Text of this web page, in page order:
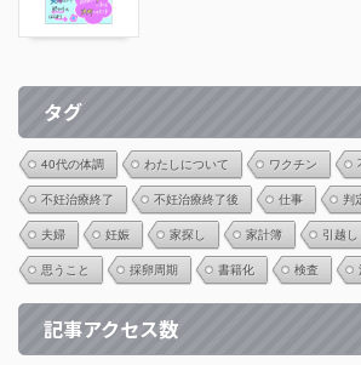
タグ
40代の体調 わたしについて ワクチン
不妊治療終了 不妊治療終了後 仕事 判
夫婦 妊娠 家探し 家計簿 引越し
思うこと 採卵周期 書籍化 検査
記事アクセス数